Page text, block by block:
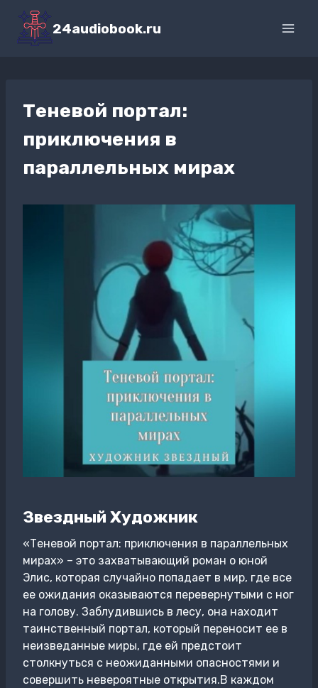
Перейти
содержимому
24audiobook.ru
Теневой портал:
приключения в
параллельных мирах
Звездный Художник
«Теневой портал: приключения в параллельных
мирах» – это захватывающий роман о юной
Элис, которая случайно попадает в мир, где все
ее ожидания оказываются перевернутыми с ног
на голову. Заблудившись в лесу, она находит
таинственный портал, который переносит ее в
неизведанные миры, где ей предстоит
столкнуться с неожиданными опасностями и
совершить невероятные открытия.В каждом